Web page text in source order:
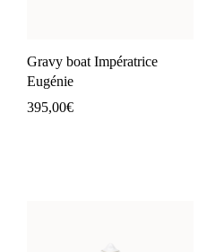
Gravy boat Impératrice
Eugénie
395,00€